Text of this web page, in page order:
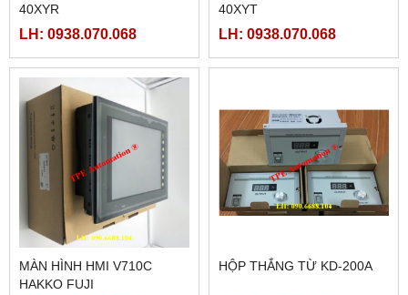
40XYR
LH: 0938.070.068
40XYT
LH: 0938.070.068
MÀN HÌNH HMI V710C
HAKKO FUJI
HỘP THẮNG TỪ KD-200A